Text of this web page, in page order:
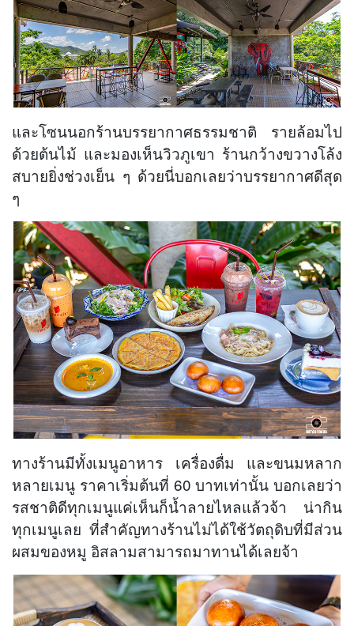
และโซนนอกร้านบรรยากาศธรรมชาติ รายล้อมไป
ด้วยต้นไม้ และมองเห็นวิวภูเขา ร้านกว้างขวางโล้ง
สบายยิ่งช่วงเย็น ๆ ด้วยนี่บอกเลยว่าบรรยากาศดีสุด
ๆ
ทางร้านมีทั้งเมนูอาหาร เครื่องดื่ม และขนมหลาก
หลายเมนู ราคาเริ่มต้นที่ 60 บาทเท่านั้น บอกเลยว่า
รสชาติดีทุกเมนูแค่เห็นก็น้ำลายไหลแล้วจ้า น่ากิน
ทุกเมนูเลย ที่สำคัญทางร้านไม่ได้ใช้วัตถุดิบที่มีส่วน
ผสมของหมู อิสลามสามารถมาทานได้เลยจ้า